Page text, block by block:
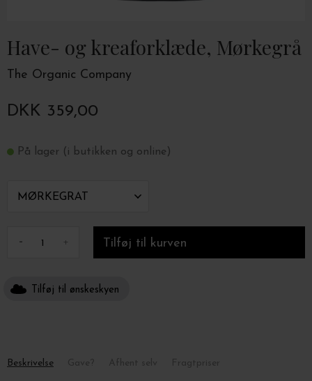
Have- og kreaforklæde, Mørkegrå
The Organic Company
DKK 359,00
På lager (i butikken og online)
- +
Tilføj til ønskeskyen
Beskrivelse